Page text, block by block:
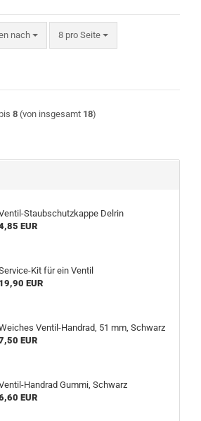
nach
nach 8 pro Seite
pro Seite
bis 8(von insgesamt 18)
Staubschutzkappe Delrin
EUR
Kit für ein Ventil
19,90 EUR
Ventil-Handrad, 51 mm, Schwarz
EUR
Handrad Gummi, Schwarz
EUR